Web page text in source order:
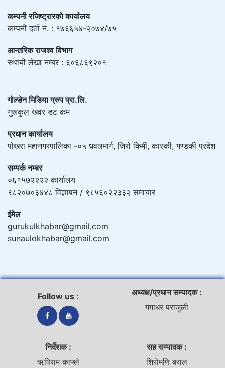
कम्पनी रजिष्ट्रारको कार्यालय
कम्पनी दर्ता नं. : १७६६५४-२०७४/७५
आन्तरिक राजश्व विभाग
स्थायी लेखा नम्बर : ६०६८६९२०१
गोल्डेन मिडिया ग्रुप प्रा.लि.
गुरूकुल खवर डट कम
प्रधान कार्यालय
पोखरा महानगरपालिका -०५ धवलमार्ग, जिरो किमी, कास्की, गण्डकी प्रदेश
सम्पर्क नम्बर
०६१५७२२२२ कार्यालय
९८२०७०३४४८ विज्ञापन / ९८५६०२२३३२ समाचार
ईमेल
gurukulkhabar@gmail.com
sunaulokhabar@gmail.com
Follow us :
अध्यक्ष/प्रधान सम्पादक :
गंगाधर पराजुली
निर्देशक :
ऋषिराम काफ्ले
सह सम्पादक :
शिराेमणि बराल